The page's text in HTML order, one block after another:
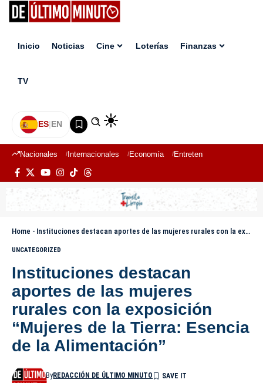
Inicio Noticias Cine Loterías Finanzas
TV
ES|EN
Nacionales Internacionales Economía Entretenimiento
Home - Instituciones destacan aportes de las mujeres rurales con la exposición “Mujeres de la Tierra: Esencia de la Alimentación”
UNCATEGORIZED
Instituciones destacan
aportes de las mujeres
rurales con la exposición
“Mujeres de la Tierra: Esencia
de la Alimentación”
ByREDACCIÓN DE ÚLTIMO MINUTO